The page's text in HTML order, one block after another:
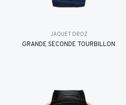
JAQUET DROZ
GRANDE SECONDE TOURBILLON